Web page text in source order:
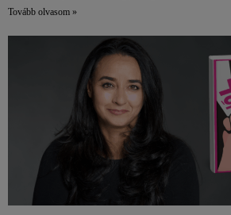
Tovább olvasom »